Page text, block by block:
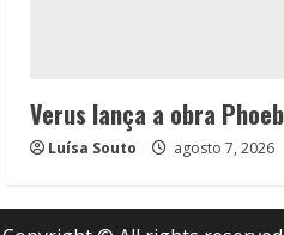
Verus lança a obra
Luísa Souto agosto 7, 2026